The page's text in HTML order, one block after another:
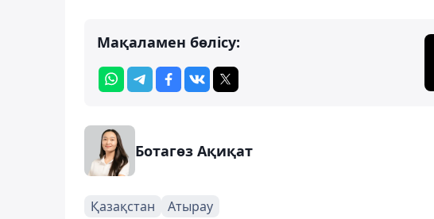
Мақаламен бөлісу:
Ботагөз Ақиқат
Қазақстан Атырау